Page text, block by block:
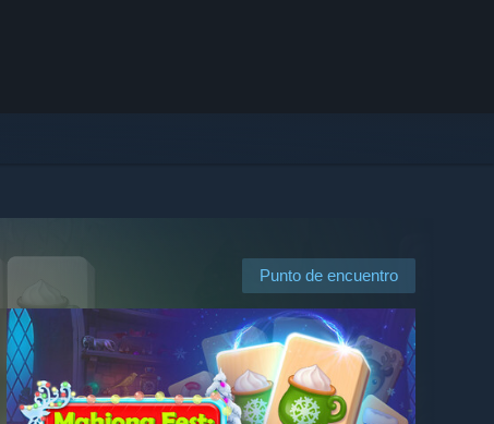
Punto de encuentro